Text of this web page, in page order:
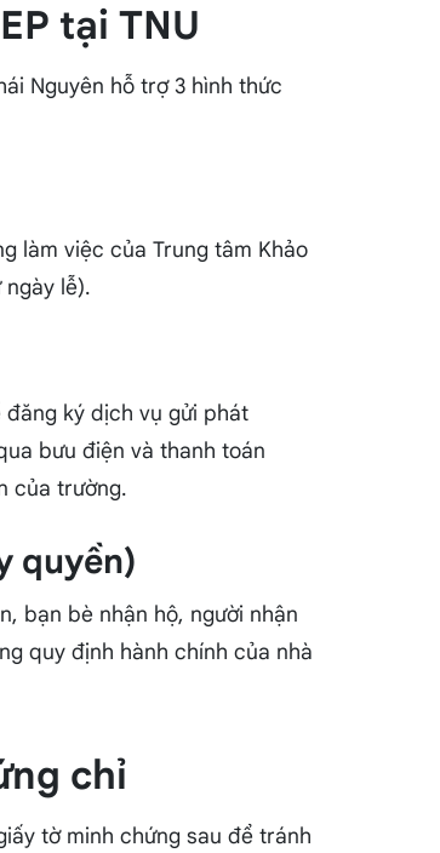
tại TNU
Nguyên hỗ trợ 3 hình thức
làm việc của Trung tâm Khảo
lễ).
ký dịch vụ gửi phát
bưu điện và thanh toán
của trường.
quyền)
bạn bè nhận hộ, người nhận
quy định hành chính của nhà
chỉ
tờ minh chứng sau để tránh